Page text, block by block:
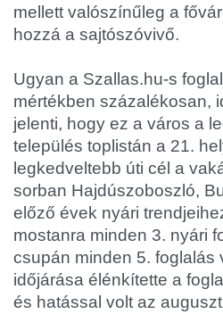
mellett valószínűleg a
hozzá a sajtószóvivő.
Ugyan a Szallas.hu-s
mértékben százalékosan,
jelenti, hogy ez a város a
település toplistán a 21.
legkedveltebb úti cél a
sorban Hajdúszoboszló,
előző évek nyári
mostanra minden 3. nyári
csupán minden 5. foglalás
időjárása élénkítette a
és hatással volt az